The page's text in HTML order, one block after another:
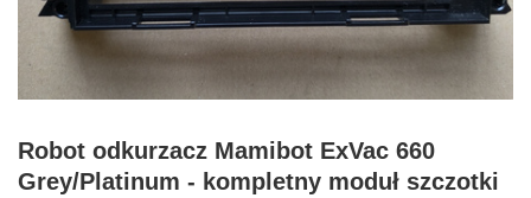
Robot odkurzacz Mamibot ExVac 660
Grey/Platinum - kompletny moduł szczotki